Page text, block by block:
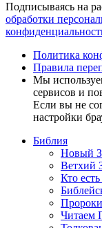
Подписываясь на
обработки
Политика
Правила
Мы
сервисов и
Если вы не
настройки
Библия
Новый
Ветхий
Кто
Читаем